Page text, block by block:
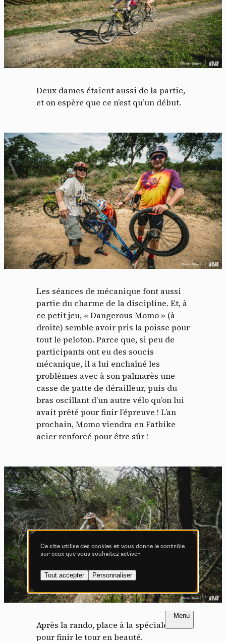
Deux dames étaient aussi de la partie,
et on espère que ce n’est qu’un début.
Les séances de mécanique font aussi
partie du charme de la discipline. Et, à
ce petit jeu, « Dangerous Momo » (à
droite) semble avoir pris la poisse pour
tout le peloton. Parce que, si peu de
participants ont eu des soucis
mécanique, il a lui enchaîné les
problèmes avec à son palmarès une
casse de patte de dérailleur, puis du
bras oscillant d’un autre vélo qu’on lui
avait prêté pour finir l’épreuve ! L’an
prochain, Momo viendra en Fatbike
acier renforcé pour être sûr !
Après la rando, place à la spéciale DH
pour finir le tour en beauté.
Panneau de gestion des
cookies
En autorisant ces services tiers, vous acceptez le dépôt et la
lecture de cookies et l'utilisation de technologies de suivi
nécessaires à leur bon fonctionnement.
Politique de confidentialité
Tout accepter Tout refuser
Vidéos
Les services de partage de vidéo permettent d'enrichir
le site de contenu multimédia et augmentent sa
visibilité.
Vimeo interdit -Ce service peut déposer
Autoriser Interdire
YouTube interdit -
déposer 4 cookies.
Ce site utilise des cookies et vous donne le contrôle
sur ceux que vous souhaitez activer
Tout accepter Personnaliser